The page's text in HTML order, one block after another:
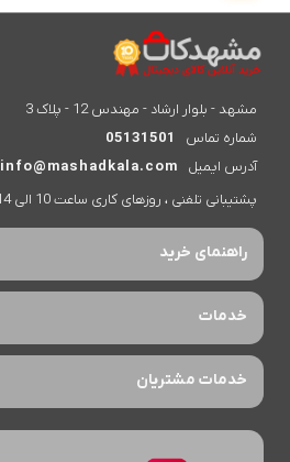
مشهد - بلوار ارشاد - مهندس 12 - پلاک 3
شماره تماس
05131501
آدرس ایمیل
info@mashadkala.com
پشتیبانی تلفنی ، روزهای کاری ساعت 10 الی 14 - 17 الی 20
راهنمای خرید
خدمات
خدمات مشتریان